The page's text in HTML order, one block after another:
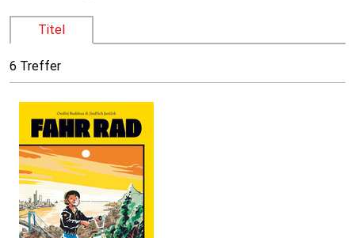
Titel
6 Treffer